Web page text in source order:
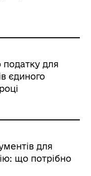
податку для
єдиного
для
що потрібно